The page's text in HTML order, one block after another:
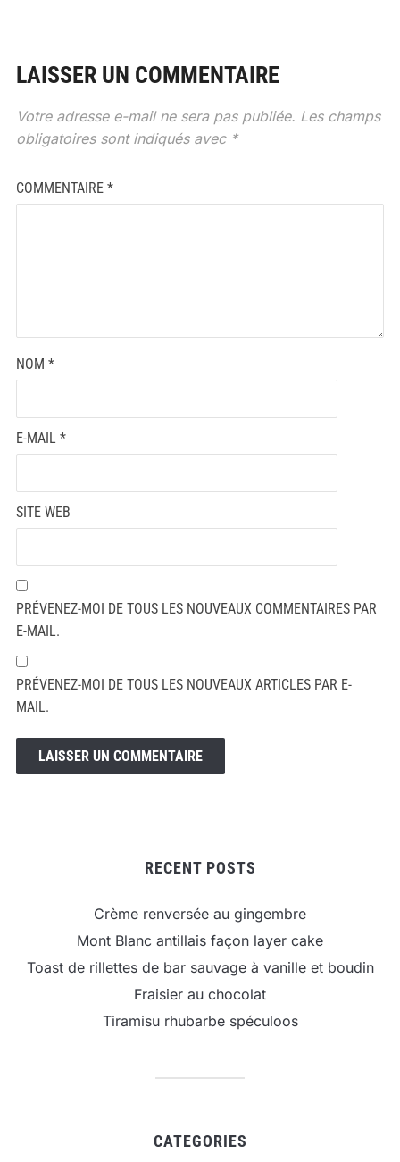
LAISSER UN COMMENTAIRE
Votre adresse e-mail ne sera pas publiée. Les champs
obligatoires sont indiqués avec *
COMMENTAIRE *
NOM *
E-MAIL *
SITE WEB
PRÉVENEZ-MOI DE TOUS LES NOUVEAUX COMMENTAIRES PAR
E-MAIL.
PRÉVENEZ-MOI DE TOUS LES NOUVEAUX ARTICLES PAR E-
MAIL.
RECENT POSTS
Crème renversée au gingembre
Mont Blanc antillais façon layer cake
Toast de rillettes de bar sauvage à vanille et boudin
Fraisier au chocolat
Tiramisu rhubarbe spéculoos
CATEGORIES